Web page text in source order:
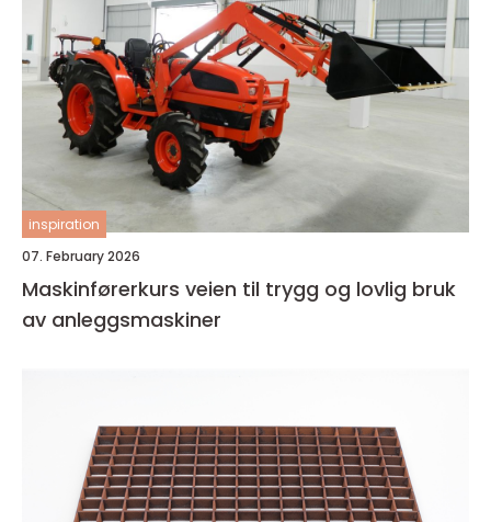
inspiration
07. February 2026
Maskinførerkurs veien til trygg og lovlig bruk
av anleggsmaskiner